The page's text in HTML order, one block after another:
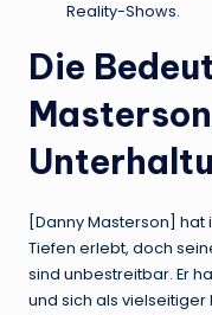
Reality-Shows.
Die
[Danny Masterson]
Tiefen erlebt, doch
sind unbestreitbar. Er
und sich als